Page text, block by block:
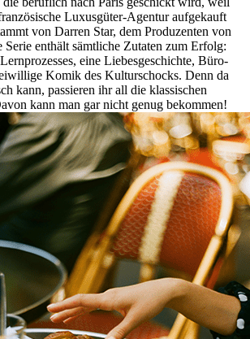
Luxusgüter-Agentur aufgekauft
von Darren Star, dem Produzenten von
Serie enthält sämtliche Zutaten zum Erfolg:
eine Liebesgeschichte, Büro-
Komik des Kulturschocks. Denn da
kann, passieren ihr all die klassischen
kann man gar nicht genug bekommen!